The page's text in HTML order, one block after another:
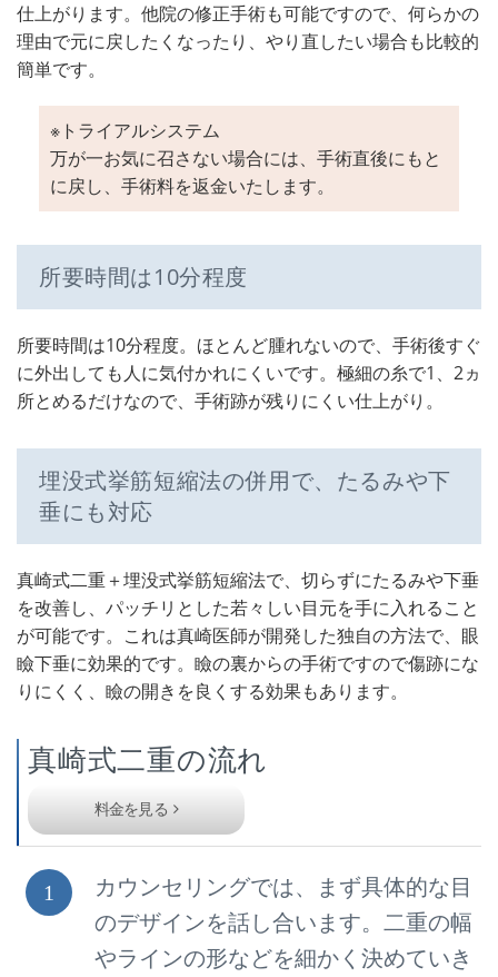
仕上がります。他院の修正手術も可能ですので、何らかの
理由で元に戻したくなったり、やり直したい場合も比較的
簡単です。
※トライアルシステム
万が一お気に召さない場合には、手術直後にもと
に戻し、手術料を返金いたします。
所要時間は10分程度
所要時間は10分程度。ほとんど腫れないので、手術後すぐ
に外出しても人に気付かれにくいです。極細の糸で1、2ヵ
所とめるだけなので、手術跡が残りにくい仕上がり。
埋没式挙筋短縮法の併用で、たるみや下
垂にも対応
真崎式二重＋埋没式挙筋短縮法で、切らずにたるみや下垂
を改善し、パッチリとした若々しい目元を手に入れること
が可能です。これは真崎医師が開発した独自の方法で、眼
瞼下垂に効果的です。瞼の裏からの手術ですので傷跡にな
りにくく、瞼の開きを良くする効果もあります。
真崎式二重の流れ
料金を見る
1
カウンセリングでは、まず具体的な目
のデザインを話し合います。二重の幅
やラインの形などを細かく決めていき